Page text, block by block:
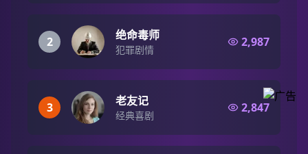
2 绝命毒师
犯罪剧情
2,987
3 老友记
经典喜剧
2,847